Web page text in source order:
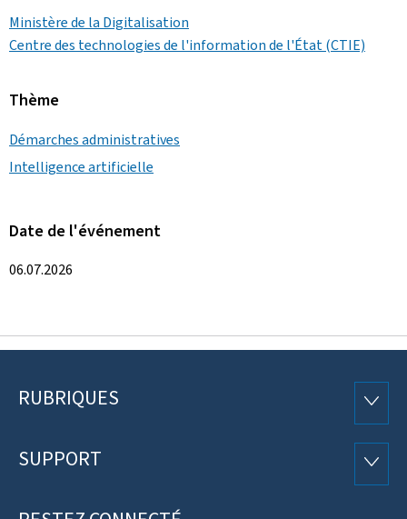
Ministère de la Digitalisation
Centre des technologies de l'information de l'État (CTIE)
Thème
Démarches administratives
Intelligence artificielle
Date de l'événement
06.07.2026
Pied
page
RUBRIQUES
SUPPORT